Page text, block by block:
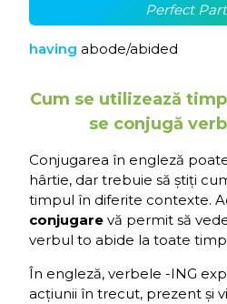
Perfect
having abode/abided
Cum se utilizează
se conjugă
Conjugarea în engleză
hârtie, dar trebuie să știți
timpul în diferite contexte.
conjugare vă permit să
verbul to abide la toate
În engleză, verbele -ING
acțiunii în trecut, prezent și